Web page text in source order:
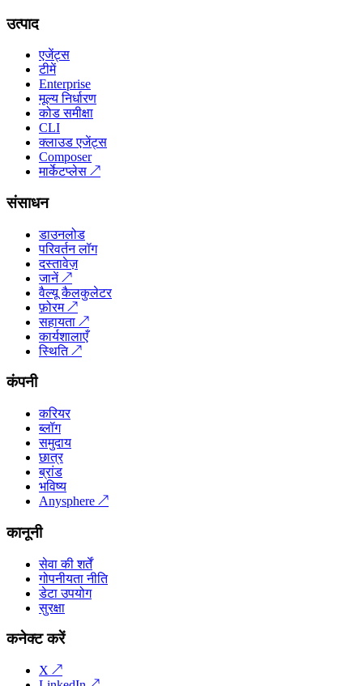
उत्पाद
एजेंट्स
टीमें
Enterprise
मूल्य निर्धारण
कोड समीक्षा
CLI
क्लाउड एजेंट्स
Composer
मार्केटप्लेस ↗
संसाधन
डाउनलोड
परिवर्तन लॉग
दस्तावेज़
जानें↗
वैल्यू कैलकुलेटर
फ़ोरम↗
सहायता ↗
कार्यशालाएँ
स्थिति↗
कंपनी
करियर
ब्लॉग
समुदाय
छात्र
ब्रांड
भविष्य
Anysphere ↗
कानूनी
सेवा की शर्तें
गोपनीयता नीति
डेटा उपयोग
सुरक्षा
कनेक्ट करें
X ↗